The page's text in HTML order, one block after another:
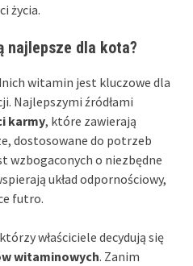
życia.
najlepsze dla kota?
witamin jest kluczowe dla
Najlepszymi źródłami
karmy, które zawierają
dostosowane do potrzeb
wzbogaconych o niezbędne
układ odpornościowy,
futro.
właściciele decydują się
witaminowych. Zanim